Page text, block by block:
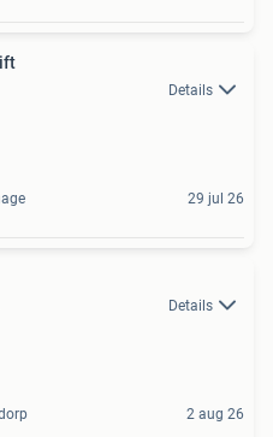
Details
29 jul 26
Details
2 aug 26